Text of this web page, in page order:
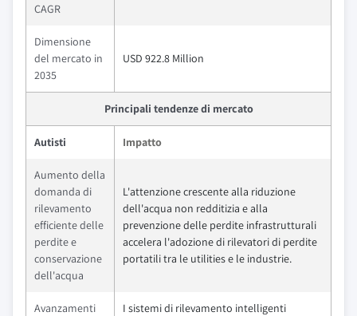
CAGR
Dimensione
del mercato in
2035
USD 922.8 Million
Principali tendenze di mercato
Autisti Impatto
Aumento della
domanda di
rilevamento
efficiente delle
perdite e
conservazione
dell'acqua
L'attenzione crescente alla riduzione
dell'acqua non redditizia e alla
prevenzione delle perdite infrastrutturali
accelera l'adozione di rilevatori di perdite
portatili tra le utilities e le industrie.
Avanzamenti
I sistemi di rilevamento intelligenti